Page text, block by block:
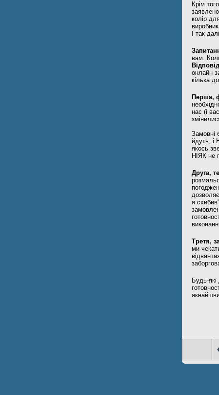
Крім
колір
І так
вам.
онлайн
кілька
Перша,
нас (і
Замовні
йдуть, і
якось
НІЯК не
Друга,
я
Третя,
ми
Будь-